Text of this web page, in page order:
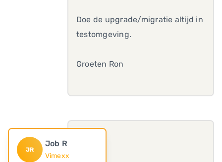
Doe de upgrade/migratie altijd in
testomgeving.
Groeten Ron
JR
Job R
Vimexx